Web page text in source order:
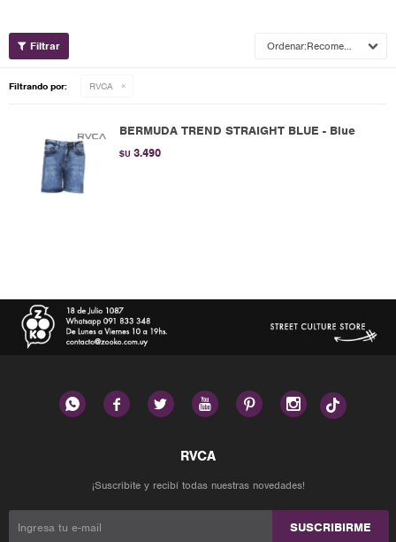
Recomendados
Filtrando por: RVCA
BERMUDA TREND STRAIGHT BLUE - Blue
$U 3.490
     
¡Suscribite y recibí todas nuestras novedades!
SUSCRIBIRME